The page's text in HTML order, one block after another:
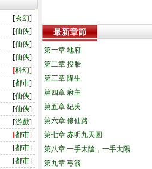
[玄幻]
[仙俠]
[仙俠]
[仙俠]
[科幻]
[都市]
[仙俠]
[仙俠]
[游戲]
[都市]
[都市]
[都市]
最新章節
第一章 地府
第二章 投胎
第三章 降生
第四章 府主
第五章 紀氏
第六章 修仙路
第七章 赤明九天圖
第八章 一手太陰，一手太陽
第九章 弓箭